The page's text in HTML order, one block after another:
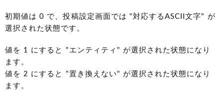
初期値は 0 で、投稿設定画面では "対応するASCII文字" が
選択された状態です。
値を 1 にすると "エンティティ" が選択された状態になり
ます。
値を 2 にすると "置き換えない" が選択された状態になり
ます。